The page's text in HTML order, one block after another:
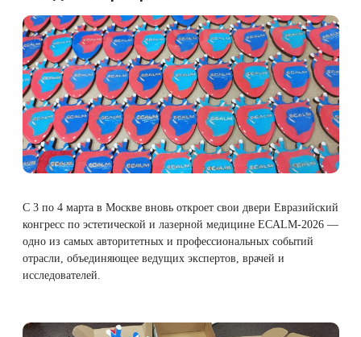
С 3 по 4 марта в Москве вновь откроет свои двери Евразийский
конгресс по эстетической и лазерной медицине ECALM-2026—
одно из самых авторитетных и профессиональных событий
отрасли, объединяющее ведущих экспертов, врачей и
исследователей.
Лечение прыщей (угревой сыпи)
Лечение гиперпигментации
Удаление веснушек
Удаление сосудистых звездочек
Удаление винного пятна
Лечение псориаза
Лазерный пилинг
Лазерное удаление рубцов
Therapy Pulse
Фотодинамическая терапия HELEO™
Удалить носогубные складки
Удалить перманентный макияж
Удалить рубцы
Поднять брови
Молодую и увлажнённую кожу вокруг глаз
Вылечить расширенные поры
Избавиться от комедонов на лице
Избавиться от пигментных пятен на лице